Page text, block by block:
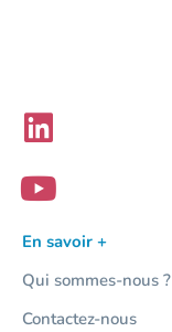
En savoir +
Qui sommes-nous ?
Contactez-nous